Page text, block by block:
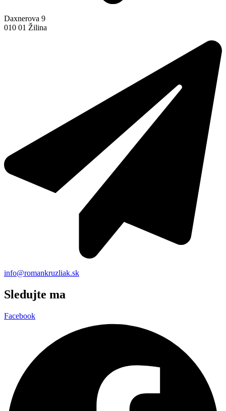
Daxnerova 9
010 01 Žilina
info@romankruzliak.sk
Sledujte ma
Facebook